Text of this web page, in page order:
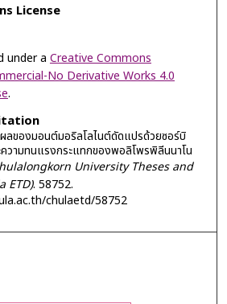
License
under a Creative Commons
No Derivative Works 4.0
.
ลของมอนต์มอริลโลไนต์ดัดแปรด้วยซอร์บิ
วามทนแรงกระแทกของพอลิโพรพิลีนนาโน
University Theses and
ETD). 58752.
chulaetd/58752